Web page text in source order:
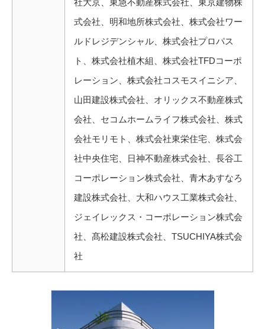
社大京、東急不動産株式会社、東京建物株
式会社、明和地所株式会社、株式会社ワー
ルドレジデンシャル、株式会社プロパス
ト、株式会社植木組、株式会社TFDコーポ
レーション、株式会社コスモスイニシア、
山田建設株式会社、オリックス不動産株式
会社、セコムホームライフ株式会社、株式
会社モリモト、株式会社東栄住宅、株式会
社中央住宅、日神不動産株式会社、長谷工
コーポレーション株式会社、青木あすなろ
建設株式会社、大和ハウス工業株式会社、
ジェイレックス・コーポレーション株式会
社、髙松建設株式会社、TSUCHIYA株式会
社